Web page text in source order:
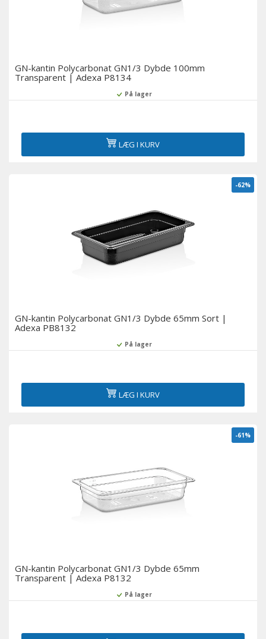
GN-kantin Polycarbonat GN1/3 Dybde 100mm
Transparent | Adexa P8134
På lager
LÆG I KURV
-62%
GN-kantin Polycarbonat GN1/3 Dybde 65mm Sort |
Adexa PB8132
På lager
LÆG I KURV
-61%
GN-kantin Polycarbonat GN1/3 Dybde 65mm
Transparent | Adexa P8132
På lager